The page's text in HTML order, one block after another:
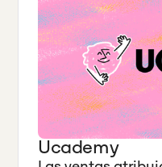
Ucademy